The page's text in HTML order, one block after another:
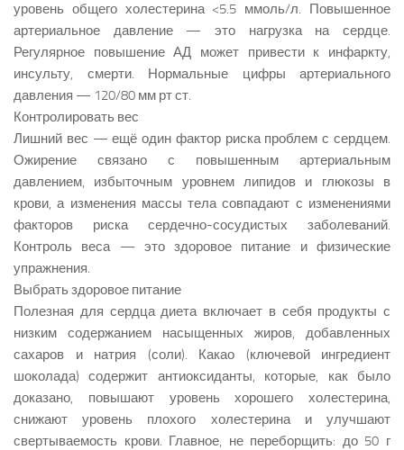
уровень общего холестерина <5.5 ммоль/л. Повышенное
артериальное давление — это нагрузка на сердце.
Регулярное повышение АД может привести к инфаркту,
инсульту, смерти. Нормальные цифры артериального
давления — 120/80 мм рт ст.
Контролировать вес
Лишний вес — ещё один фактор риска проблем с сердцем.
Ожирение связано с повышенным артериальным
давлением, избыточным уровнем липидов и глюкозы в
крови, а изменения массы тела совпадают с изменениями
факторов риска сердечно-сосудистых заболеваний.
Контроль веса — это здоровое питание и физические
упражнения.
Выбрать здоровое питание
Полезная для сердца диета включает в себя продукты с
низким содержанием насыщенных жиров, добавленных
сахаров и натрия (соли). Какао (ключевой ингредиент
шоколада) содержит антиоксиданты, которые, как было
доказано, повышают уровень хорошего холестерина,
снижают уровень плохого холестерина и улучшают
свертываемость крови. Главное, не переборщить: до 50 г